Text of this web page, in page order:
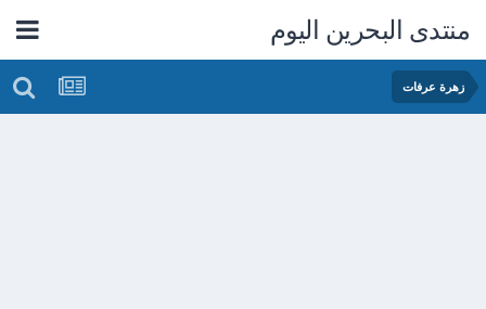
منتدى البحرين اليوم
زهرة عرفات